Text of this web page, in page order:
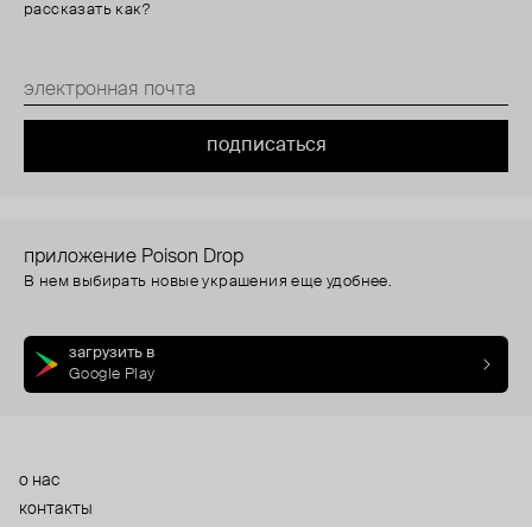
рассказать как?
подписаться
приложение Poison Drop
В нем выбирать новые украшения еще удобнее.
загрузить в
Google Play
о нас
контакты